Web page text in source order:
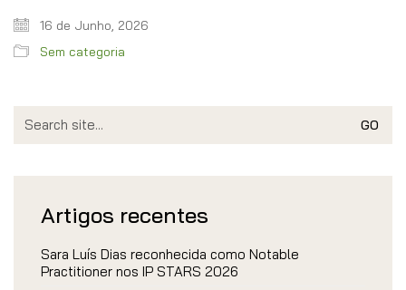
16 de Junho, 2026
Sem categoria
for:
Artigos recentes
Sara Luís Dias reconhecida como Notable
Practitioner nos IP STARS 2026